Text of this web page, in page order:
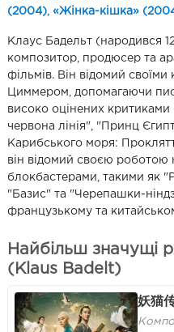
(2004) «Жінка-кішка»
Клаус Бадельт (народився
композитор, продюсер та
фільмів. Він відомий
Циммером, допомагаючи
високо оцінених
червона лінія", "Принц
Карибського моря:
він відомий своєю роботою
блокбастерами, такими як
"Базис" та "Черепашки-
французькому та
Найбільш значущі
(Klaus Badelt)
妖猫